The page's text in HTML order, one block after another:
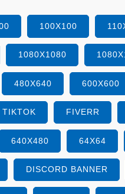
100X100
1080X1080
480X640 600X600
TIKTOK FIVERR
640X480 64X64
DISCORD BANNER